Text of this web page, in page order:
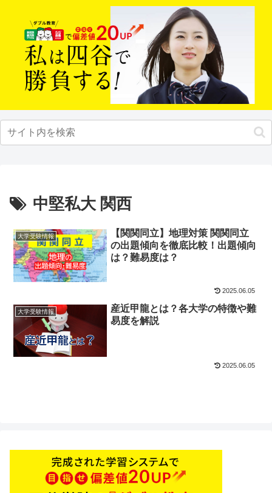
中堅私大 関西
大学受験情報
【関関同立】地理対策 関関同立
の出題傾向を徹底比較！出題傾向
は？難易度は？
2025.06.05
大学受験情報
産近甲龍とは？各大学の特徴や難
易度を解説
2025.06.05